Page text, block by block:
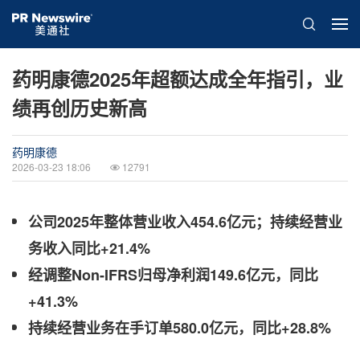
药明康德2025年超额达成全年指引，业
绩再创历史新高
药明康德
2026-03-23 18:06 12791
公司2025年整体营业收入454.6亿元；持续经营业
务收入同比+21.4%
经调整Non-IFRS归母净利润149.6亿元，同比
+41.3%
持续经营业务在手订单580.0亿元，同比+28.8%